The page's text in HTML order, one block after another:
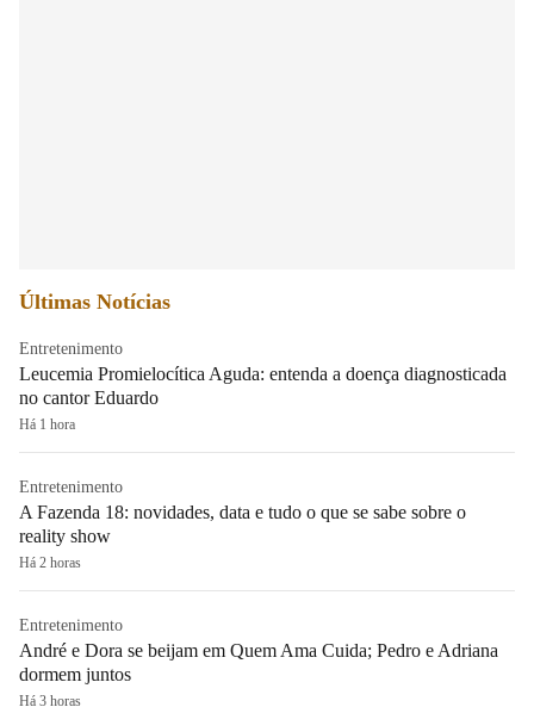
Últimas Notícias
Entretenimento
Leucemia Promielocítica Aguda: entenda a doença diagnosticada
no cantor Eduardo
Há 1 hora
Entretenimento
A Fazenda 18: novidades, data e tudo o que se sabe sobre o
reality show
Há 2 horas
Entretenimento
André e Dora se beijam em Quem Ama Cuida; Pedro e Adriana
dormem juntos
Há 3 horas